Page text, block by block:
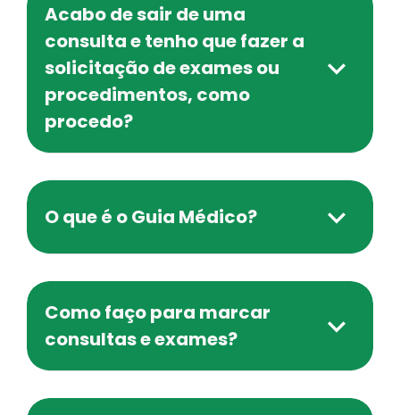
Acabo de sair de uma
consulta e tenho que fazer a
solicitação de exames ou
procedimentos, como
procedo?
O que é o Guia Médico?
Como faço para marcar
consultas e exames?